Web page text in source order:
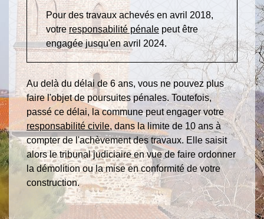
Pour des travaux achevés en avril 2018,
votreresponsabilité pénale peut être
engagée jusqu'en avril 2024.
Au delà du délai de 6 ans, vous ne pouvez plus
faire l'objet de poursuites pénales. Toutefois,
passé ce délai, la commune peut engager votre
responsabilité civile, dans la limite de 10 ans à
compter de l'achèvement des travaux. Elle saisit
alors le tribunal judiciaire en vue de faire ordonner
la démolition ou la mise en conformité de votre
construction.